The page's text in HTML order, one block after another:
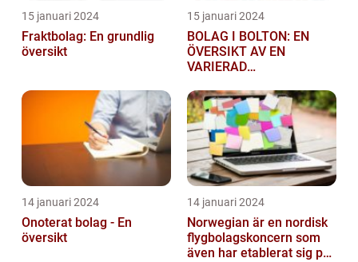
15 januari 2024
Fraktbolag: En grundlig
översikt
15 januari 2024
BOLAG I BOLTON: EN
ÖVERSIKT AV EN
VARIERAD
14 januari 2024
Onoterat bolag - En
översikt
14 januari 2024
Norwegian är en nordisk
flygbolagskoncern som
även har etablerat sig på